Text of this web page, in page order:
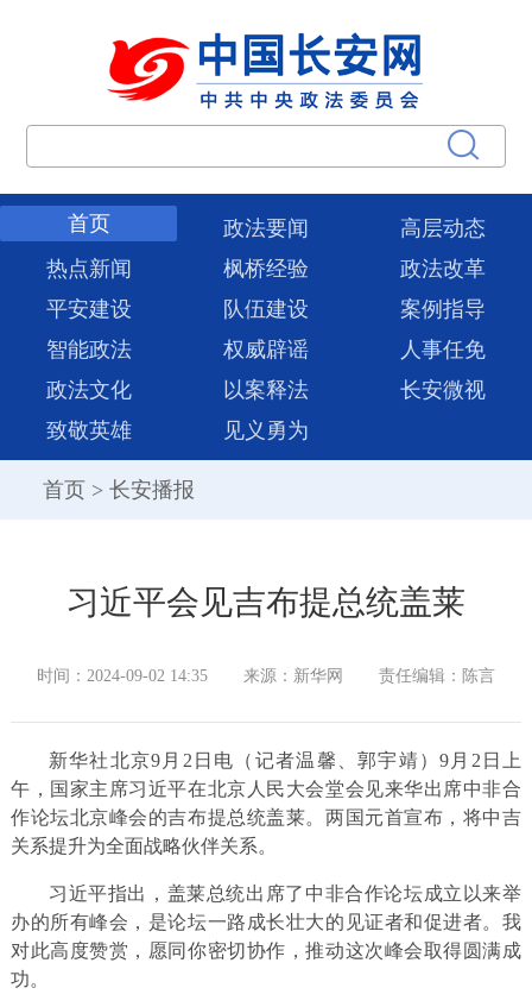
首页 政法要闻
高层动态
热点新闻
枫桥经验
政法改革
平安建设
队伍建设
案例指导
智能政法
权威辟谣
人事任免
政法文化
以案释法
长安微视
致敬英雄
见义勇为
首页 > 长安播报
习近平会见吉布提总统盖莱
时间：2024-09-02 14:35 来源：新华网 责任编辑：陈言
新华社北京9月2日电（记者温馨、郭宇靖）9月2日上
午，国家主席习近平在北京人民大会堂会见来华出席中非合
作论坛北京峰会的吉布提总统盖莱。两国元首宣布，将中吉
关系提升为全面战略伙伴关系。
习近平指出，盖莱总统出席了中非合作论坛成立以来举
办的所有峰会，是论坛一路成长壮大的见证者和促进者。我
对此高度赞赏，愿同你密切协作，推动这次峰会取得圆满成
功。